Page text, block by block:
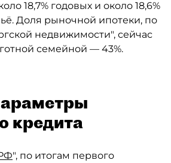
18,7% годовых и около 18,6%
Доля рыночной ипотеки, по
недвижимости", сейчас
семейной — 43%.
кредита
", по итогам первого